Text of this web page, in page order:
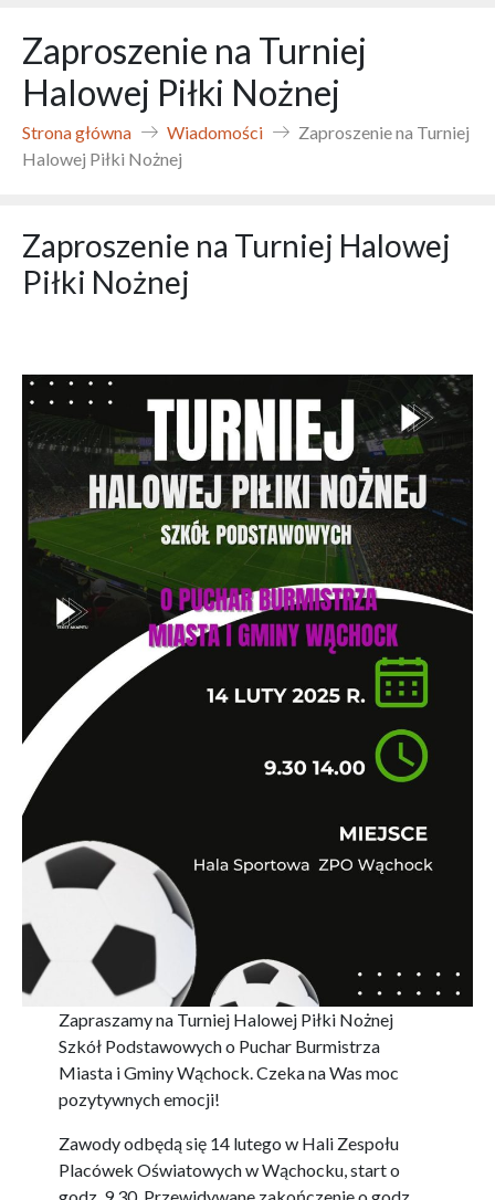
Zaproszenie na Turniej
Halowej Piłki Nożnej
Strona główna Wiadomości
Zaproszenie na Turniej
Halowej Piłki Nożnej
Zaproszenie na Turniej Halowej
Piłki Nożnej
Zapraszamy na Turniej Halowej Piłki Nożnej
Szkół Podstawowych o Puchar Burmistrza
Miasta i Gminy Wąchock. Czeka na Was moc
pozytywnych emocji!
Zawody odbędą się 14 lutego w Hali Zespołu
Placówek Oświatowych w Wąchocku, start o
godz. 9.30. Przewidywane zakończenie o godz.